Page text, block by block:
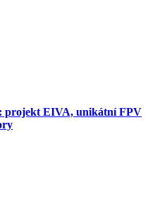
projekt EIVA, unikátní FPV